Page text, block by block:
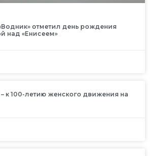
отметил день рождения
над «Енисеем»
к 100-летию женского движения на